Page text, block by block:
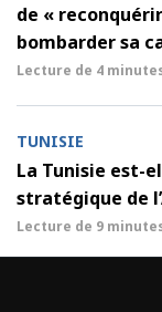
de «
bombarder sa
Lecture de 4
TUNISIE
La Tunisie est-
stratégique de
Lecture de 9